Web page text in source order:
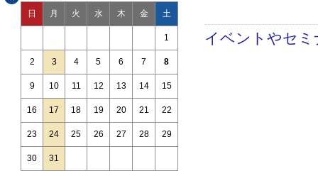
日 月 火 水 木 金 土
1
2 3 4 5 6 7 8
9 10 11 12 13 14 15
16 17 18 19 20 21 22
23 24 25 26 27 28 29
30 31
イベントやセ